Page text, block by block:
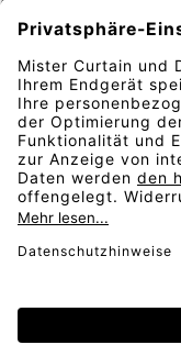
Gardinen nähen lassen
Sicherheit